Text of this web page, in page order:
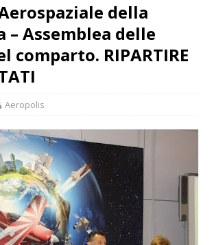
della
– Assemblea delle
comparto. RIPARTIRE
Aeropolis